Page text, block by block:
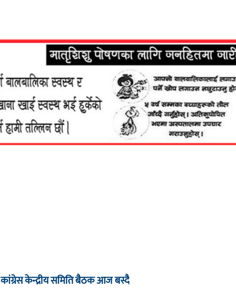
कांग्रेस केन्द्रीय समिति बैठक आज बस्दै